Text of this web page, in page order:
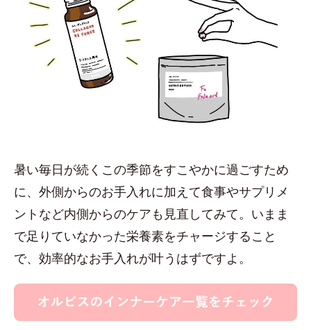
暑い毎日が続くこの季節をすこやかに過ごすため
に、外側からのお手入れに加えて食事やサプリメ
ントなど内側からのケアも見直してみて。いまま
で足りていなかった栄養素をチャージすること
で、効率的なお手入れが叶うはずですよ。